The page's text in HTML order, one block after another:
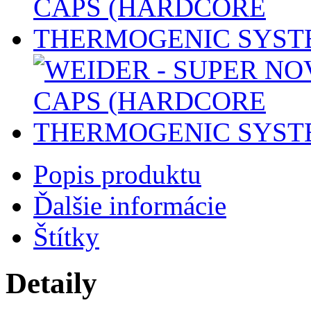
Popis produktu
Ďalšie informácie
Štítky
Detaily